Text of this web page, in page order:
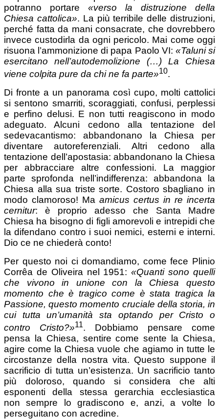
potranno portare «verso la distruzione della
Chiesa cattolica». La più terribile delle distruzioni,
perché fatta da mani consacrate, che dovrebbero
invece custodirla da ogni pericolo. Mai come oggi
risuona l’ammonizione di papa Paolo VI: «Taluni si
esercitano nell’autodemolizione (…) La Chiesa
viene colpita pure da chi ne fa parte»10.
Di fronte a un panorama così cupo, molti cattolici
si sentono smarriti, scoraggiati, confusi, perplessi
e perfino delusi. E non tutti reagiscono in modo
adeguato. Alcuni cedono alla tentazione del
sedevacantismo: abbandonano la Chiesa per
diventare autoreferenziali. Altri cedono alla
tentazione dell’apostasia: abbandonano la Chiesa
per abbracciare altre confessioni. La maggior
parte sprofonda nell’indifferenza: abbandona la
Chiesa alla sua triste sorte. Costoro sbagliano in
modo clamoroso! Ma amicus certus in re incerta
cernitur: è proprio adesso che Santa Madre
Chiesa ha bisogno di figli amorevoli e intrepidi che
la difendano contro i suoi nemici, esterni e interni.
Dio ce ne chiederà conto!
Per questo noi ci domandiamo, come fece Plinio
Corrêa de Oliveira nel 1951:«Quanti sono quelli
che vivono
in unione con la Chiesa questo
momento che è tragico come è stata tragica la
Passione, questo momento cruciale della storia, in
cui tutta un’umanità sta optando per Cristo o
contro Cristo?»11. Dobbiamo pensare come
pensa la Chiesa, sentire come sente la Chiesa,
agire come la Chiesa vuole che agiamo in tutte le
circostanze della nostra vita. Questo suppone il
sacrificio di tutta un’esistenza. Un sacrificio tanto
più doloroso, quando si considera che alti
esponenti della stessa gerarchia ecclesiastica
non sempre lo gradiscono e, anzi, a volte lo
perseguitano con acredine.